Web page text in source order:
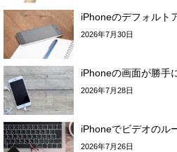
iPhoneのデフォルト
2026年7月30日
iPhoneの画面が勝手
2026年7月28日
iPhoneでビデオのル
2026年7月26日